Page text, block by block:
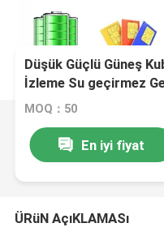
Düşük Güçlü Güneş
İzleme Su geçirmez
Kamera
MOQ：50
En iyi fiyat
ÜRüN AçıKLAMASı